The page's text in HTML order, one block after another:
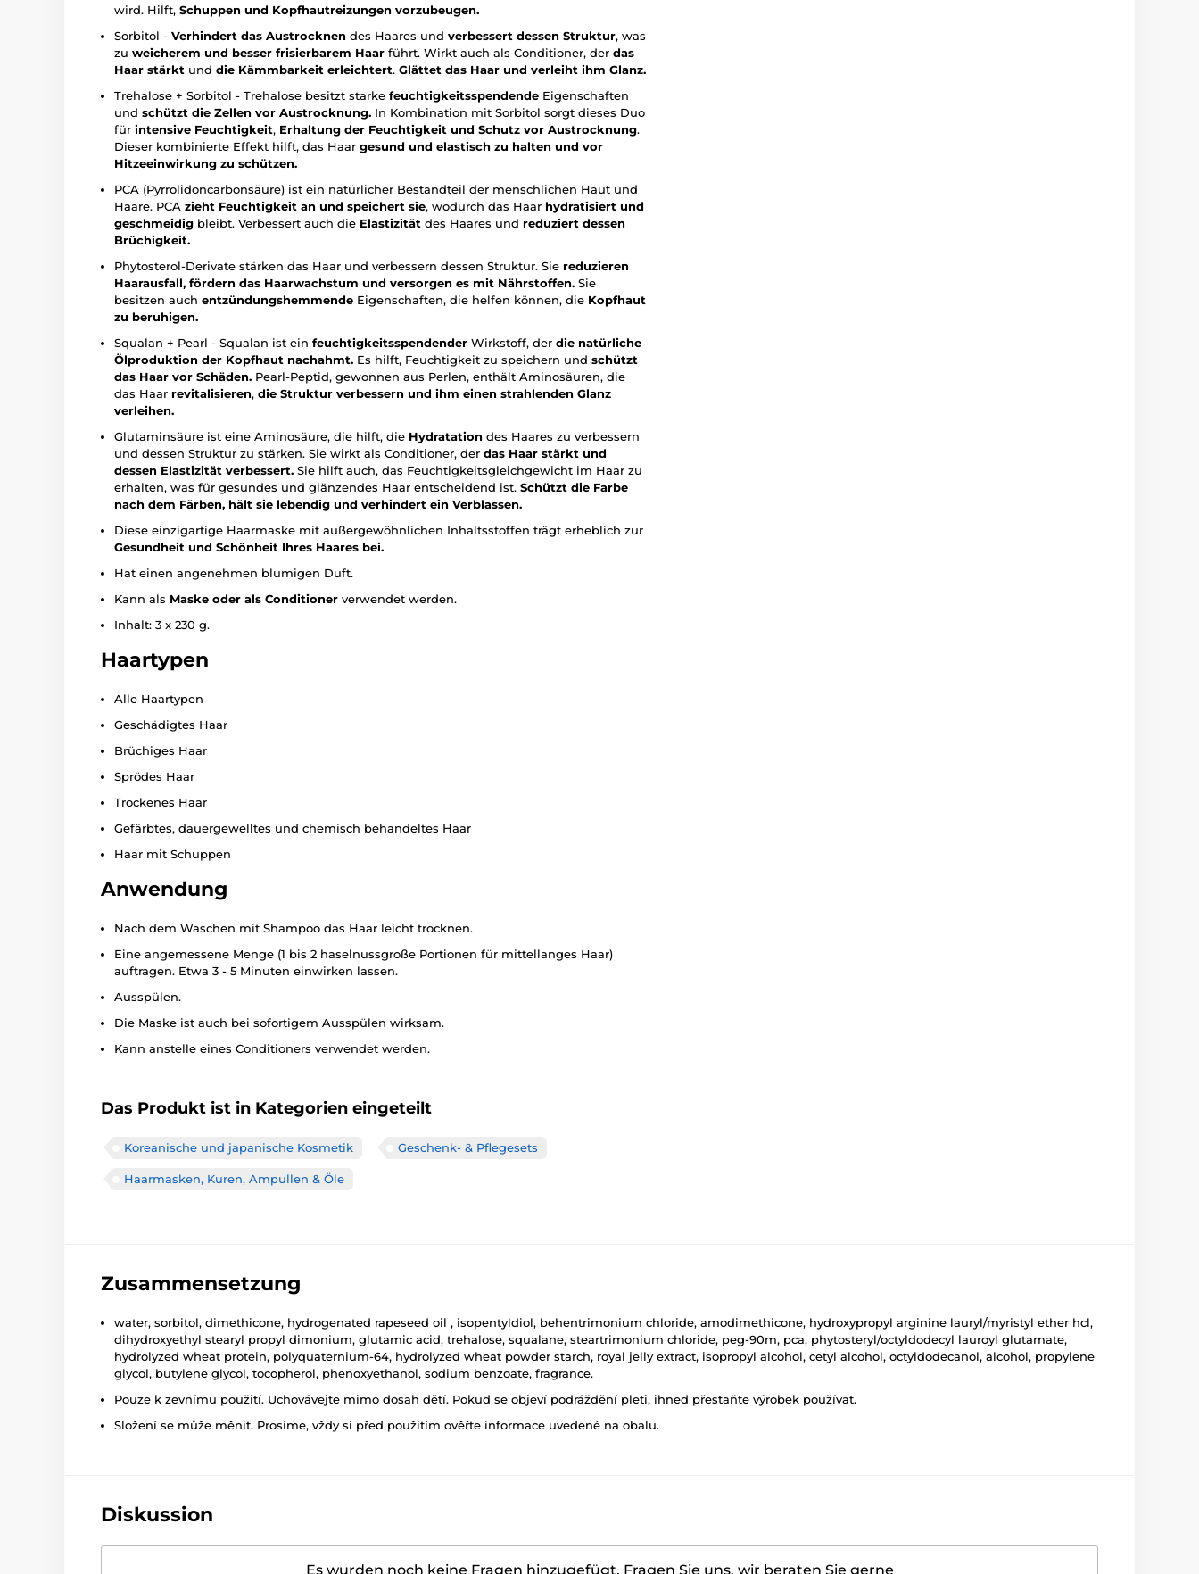
wird. Hilft, Schuppen und Kopfhautreizungen vorzubeugen.
Sorbitol - Verhindert das Austrocknen des Haares und verbessert dessen Struktur, was
zu weicherem und besser frisierbarem Haar führt. Wirkt auch als Conditioner, der das
Haar stärkt und die Kämmbarkeit erleichtert. Glättet das Haar und verleiht ihm Glanz.
Trehalose + Sorbitol - Trehalose besitzt starke feuchtigkeitsspendende Eigenschaften
und schützt die Zellen vor Austrocknung. In Kombination mit Sorbitol sorgt dieses Duo
für intensive Feuchtigkeit, Erhaltung der Feuchtigkeit und Schutz vor Austrocknung.
Dieser kombinierte Effekt hilft, das Haar gesund und elastisch zu halten und vor
Hitzeeinwirkung zu schützen.
PCA (Pyrrolidoncarbonsäure) ist ein natürlicher Bestandteil der menschlichen Haut und
Haare. PCA zieht Feuchtigkeit an und speichert sie, wodurch das Haar hydratisiert und
geschmeidig bleibt. Verbessert auch die Elastizität des Haares und reduziert dessen
Brüchigkeit.
Phytosterol-Derivate stärken das Haar und verbessern dessen Struktur. Sie reduzieren
Haarausfall, fördern das Haarwachstum und versorgen es mit Nährstoffen. Sie
besitzen auch entzündungshemmende Eigenschaften, die helfen können, die Kopfhaut
zu beruhigen.
Squalan + Pearl - Squalan ist ein feuchtigkeitsspendender Wirkstoff, der die natürliche
Ölproduktion der Kopfhaut nachahmt. Es hilft, Feuchtigkeit zu speichern und schützt
das Haar vor Schäden. Pearl-Peptid, gewonnen aus Perlen, enthält Aminosäuren, die
das Haar revitalisieren, die Struktur verbessern und ihm einen strahlenden Glanz
verleihen.
Glutaminsäure ist eine Aminosäure, die hilft, die Hydratation des Haares zu verbessern
und dessen Struktur zu stärken. Sie wirkt als Conditioner, der das Haar stärkt und
dessen Elastizität verbessert. Sie hilft auch, das Feuchtigkeitsgleichgewicht im Haar zu
erhalten, was für gesundes und glänzendes Haar entscheidend ist. Schützt die Farbe
nach dem Färben, hält sie lebendig und verhindert ein Verblassen.
Diese einzigartige Haarmaske mit außergewöhnlichen Inhaltsstoffen trägt erheblich zur
Gesundheit und Schönheit Ihres Haares bei.
Hat einen angenehmen blumigen Duft.
Kann als Maske oder als Conditioner verwendet werden.
Inhalt: 3 x 230 g.
Haartypen
Alle Haartypen
Geschädigtes Haar
Brüchiges Haar
Sprödes Haar
Trockenes Haar
Gefärbtes, dauergewelltes und chemisch behandeltes Haar
Haar mit Schuppen
Anwendung
Nach dem Waschen mit Shampoo das Haar leicht trocknen.
Eine angemessene Menge (1 bis 2 haselnussgroße Portionen für mittellanges Haar)
auftragen. Etwa 3 - 5 Minuten einwirken lassen.
Ausspülen.
Die Maske ist auch bei sofortigem Ausspülen wirksam.
Kann anstelle eines Conditioners verwendet werden.
Das Produkt ist in Kategorien eingeteilt
Koreanische und japanische Kosmetik Geschenk- & Pflegesets
Haarmasken, Kuren, Ampullen & Öle
Zusammensetzung
water, sorbitol, dimethicone, hydrogenated rapeseed oil , isopentyldiol, behentrimonium chloride, amodimethicone, hydroxypropyl arginine lauryl/myristyl ether hcl,
dihydroxyethyl stearyl propyl dimonium, glutamic acid, trehalose, squalane, steartrimonium chloride, peg-90m, pca, phytosteryl/octyldodecyl lauroyl glutamate,
hydrolyzed wheat protein, polyquaternium-64, hydrolyzed wheat powder starch, royal jelly extract, isopropyl alcohol, cetyl alcohol, octyldodecanol, alcohol, propylene
glycol, butylene glycol, tocopherol, phenoxyethanol, sodium benzoate, fragrance.
Pouze k zevnímu použití. Uchovávejte mimo dosah dětí. Pokud se objeví podráždění pleti, ihned přestaňte výrobek používat.
Složení se může měnit. Prosíme, vždy si před použitím ověřte informace uvedené na obalu.
Diskussion
Es wurden noch keine Fragen hinzugefügt. Fragen Sie uns, wir beraten Sie gerne